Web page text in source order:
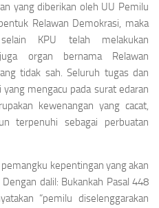
yang diberikan oleh UU Pemilu
Relawan Demokrasi, maka
KPU telah melakukan
organ bernama Relawan
tidak sah. Seluruh tugas dan
mengacu pada surat edaran
kewenangan yang cacat,
terpenuhi sebagai perbuatan
kepentingan yang akan
dalil: Bukankah Pasal 448
“pemilu diselenggarakan